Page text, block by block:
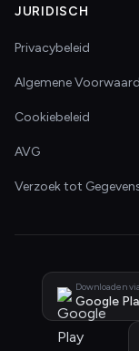
JURIDISCH
Privacybeleid
Algemene
Cookiebeleid
AVG
Verzoek tot
Downloaden via
Google